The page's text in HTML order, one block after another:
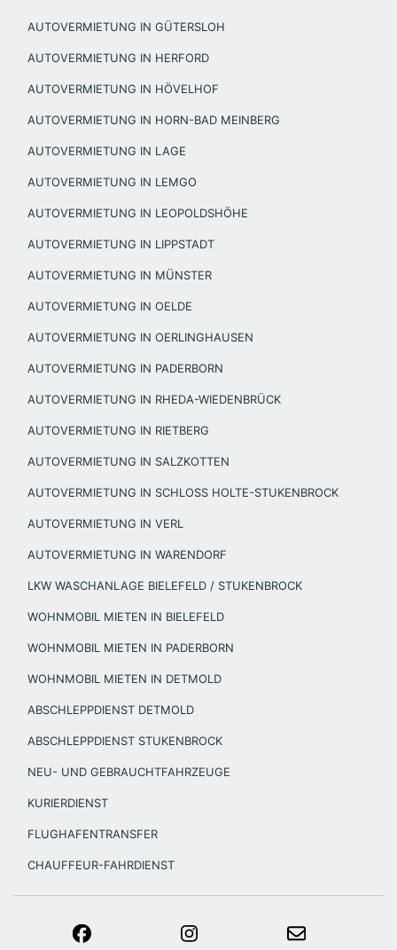
AUTOVERMIETUNG IN GÜTERSLOH
AUTOVERMIETUNG IN HERFORD
AUTOVERMIETUNG IN HÖVELHOF
AUTOVERMIETUNG IN HORN-BAD MEINBERG
AUTOVERMIETUNG IN LAGE
AUTOVERMIETUNG IN LEMGO
AUTOVERMIETUNG IN LEOPOLDSHÖHE
AUTOVERMIETUNG IN LIPPSTADT
AUTOVERMIETUNG IN MÜNSTER
AUTOVERMIETUNG IN OELDE
AUTOVERMIETUNG IN OERLINGHAUSEN
AUTOVERMIETUNG IN PADERBORN
AUTOVERMIETUNG IN RHEDA-WIEDENBRÜCK
AUTOVERMIETUNG IN RIETBERG
AUTOVERMIETUNG IN SALZKOTTEN
AUTOVERMIETUNG IN SCHLOSS HOLTE-STUKENBROCK
AUTOVERMIETUNG IN VERL
AUTOVERMIETUNG IN WARENDORF
LKW WASCHANLAGE BIELEFELD / STUKENBROCK
WOHNMOBIL MIETEN IN BIELEFELD
WOHNMOBIL MIETEN IN PADERBORN
WOHNMOBIL MIETEN IN DETMOLD
ABSCHLEPPDIENST DETMOLD
ABSCHLEPPDIENST STUKENBROCK
NEU- UND GEBRAUCHTFAHRZEUGE
KURIERDIENST
FLUGHAFENTRANSFER
CHAUFFEUR-FAHRDIENST